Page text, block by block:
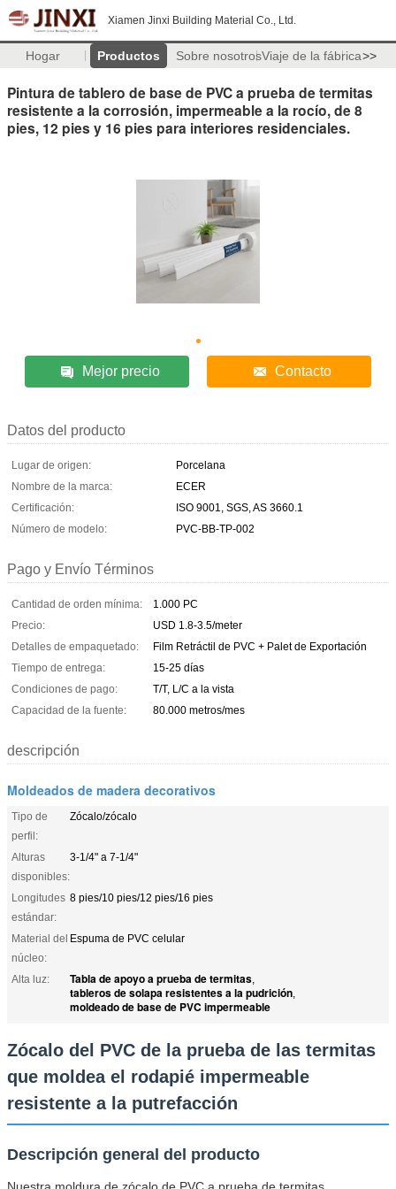
Xiamen Jinxi Building Material Co., Ltd.
Hogar Productos Sobre nosotrosViaje de la fábrica>>
Pintura de tablero de base de PVC a prueba de termitas
resistente a la corrosión, impermeable a la rocío, de 8
pies, 12 pies y 16 pies para interiores residenciales.
Mejor precio Contacto
Datos del producto
Lugar de origen:
Porcelana
Nombre de la marca:
ECER
Certificación:
ISO 9001, SGS, AS 3660.1
Número de modelo:
PVC-BB-TP-002
Pago y Envío Términos
Cantidad de orden mínima:
1.000 PC
Precio:
USD 1.8-3.5/meter
Detalles de empaquetado:
Film Retráctil de PVC + Palet de Exportación
Tiempo de entrega:
15-25 días
Condiciones de pago:
T/T, L/C a la vista
Capacidad de la fuente:
80.000 metros/mes
descripción
Moldeados de madera decorativos
Tipo de
perfil:
Zócalo/zócalo
Alturas
disponibles:
3-1/4" a 7-1/4"
Longitudes
estándar:
8 pies/10 pies/12 pies/16 pies
Material del
núcleo:
Espuma de PVC celular
Alta luz: Tabla de apoyo a prueba de termitas,
tableros de solapa resistentes a la pudrición,
moldeado de base de PVC impermeable
Zócalo del PVC de la prueba de las termitas
que moldea el rodapié impermeable
resistente a la putrefacción
Descripción general del producto